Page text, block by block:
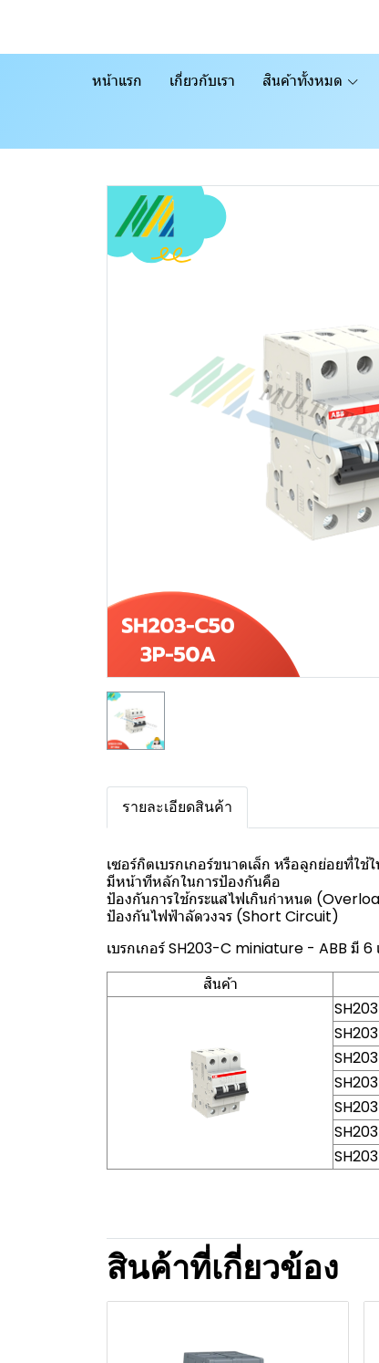
หน้าแรก เกี่ยวกับเรา สินค้าทั้งหมด
รายละเอียดสินค้า
เซอร์กิตเบรกเกอร์ขนาดเล็ก หรือลูกย่อยที่ใช้
มีหน้าทีหลักในการป้องกันคือ
ป้องกันการใช้กระแสไฟเกินกำหนด
ป้องกันไฟฟ้าลัดวงจร (Short Circuit)
เบรกเกอร์ SH203-C miniature - ABB มี 6
สินค้า
สินค้าที่เกี่ยวข้อง